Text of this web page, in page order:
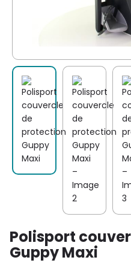
Polisport
Guppy Maxi